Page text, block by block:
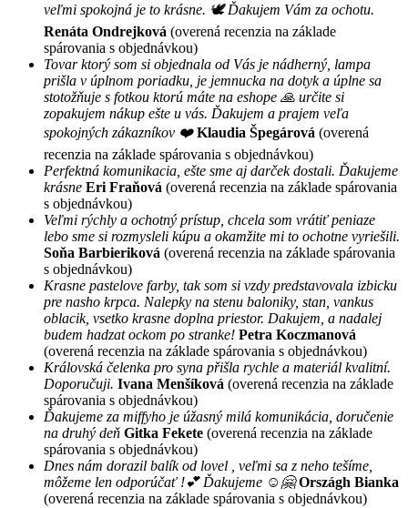
veľmi spokojná je to krásne. 🕊 Ďakujem Vám za ochotu.
Renáta Ondrejková (overená recenzia na základe
spárovania s objednávkou)
Tovar ktorý som si objednala od Vás je nádherný, lampa
prišla v úplnom poriadku, je jemnucka na dotyk a úplne sa
stotožňuje s fotkou ktorú máte na eshope 🙏 určite si
zopakujem nákup ešte u vás. Ďakujem a prajem veľa
spokojných zákazníkov ❤️ Klaudia Špegárová (overená
recenzia na základe spárovania s objednávkou)
Perfektná komunikacia, ešte sme aj darček dostali. Ďakujeme
krásne Eri Fraňová (overená recenzia na základe spárovania
s objednávkou)
Veľmi rýchly a ochotný prístup, chcela som vrátiť peniaze
lebo sme si rozmysleli kúpu a okamžite mi to ochotne vyriešili.
Soňa Barbieriková (overená recenzia na základe spárovania
s objednávkou)
Krasne pastelove farby, tak som si vzdy predstavovala izbicku
pre nasho krpca. Nalepky na stenu baloniky, stan, vankus
oblacik, vsetko krasne doplna priestor. Dakujem, a nadalej
budem hadzat ockom po stranke! Petra Koczmanová
(overená recenzia na základe spárovania s objednávkou)
Královská čelenka pro syna přišla rychle a materiál kvalitní.
Doporučuji. Ivana Menšíková (overená recenzia na základe
spárovania s objednávkou)
Ďakujeme za miffyho je úžasný milá komunikácia, doručenie
na druhý deň Gitka Fekete (overená recenzia na základe
spárovania s objednávkou)
Dnes nám dorazil balík od lovel , veľmi sa z neho tešíme,
môžeme len odporúčať !💕 Ďakujeme ☺️🤗 Országh Bianka
(overená recenzia na základe spárovania s objednávkou)